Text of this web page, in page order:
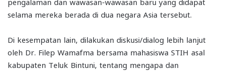
selama mereka berada di dua negara Asia tersebut.
Di kesempatan lain, dilakukan diskusi/dialog lebih lanjut
oleh Dr. Filep Wamafma bersama mahasiswa STIH asal
kabupaten Teluk Bintuni, tentang mengapa dan